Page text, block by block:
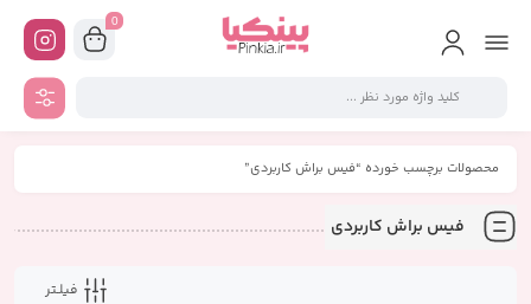
0
محصولات برچسب خورده “فیس براش کاربردی”
فیس براش کاربردی
فیلـتر